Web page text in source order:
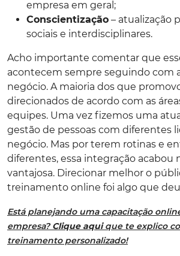
empresa em geral;
Conscientização – atualização
sociais e interdisciplinares.
Acho importante comentar que
acontecem sempre seguindo com
negócio. A maioria dos que
direcionados de acordo com as
equipes. Uma vez fizemos uma
gestão de pessoas com diferentes
negócio. Mas por terem rotinas e
diferentes, essa integração acabou
vantajosa. Direcionar melhor o
treinamento online foi algo que
Está planejando uma capacitação
empresa?Clique aquique te explico
treinamento personalizado!